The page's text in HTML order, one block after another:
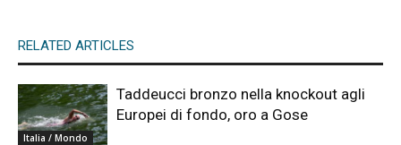
RELATED ARTICLES
Italia / Mondo
Taddeucci bronzo nella knockout agli
Europei di fondo, oro a Gose